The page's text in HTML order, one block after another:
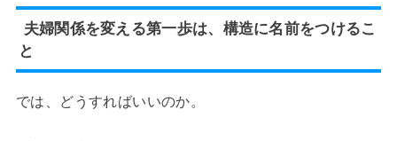
夫婦関係を変える第一歩は、構造に名前をつけるこ
と
では、どうすればいいのか。